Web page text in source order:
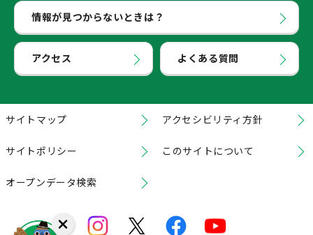
情報が見つからないときは？
アクセス よくある質問
サイトマップ アクセシビリティ方針
サイトポリシー このサイトについて
オープンデータ検索